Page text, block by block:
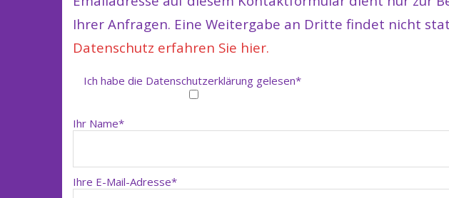
Ihrer Anfragen. Eine Weitergabe an Dritte findet nicht
Datenschutz erfahren Sie hier.
Ich habe die Datenschutzerklärung gelesen*
Ihr Name*
Ihre E-Mail-Adresse*